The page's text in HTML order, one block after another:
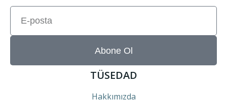
Abone Ol
TÜSEDAD
Hakkımızda